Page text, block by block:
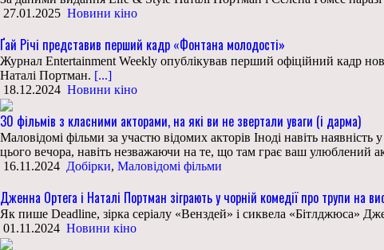
27.01.2025 Новини кіно
Ґай Річі представив перший кадр «Фонтана молодості»
Журнал Entertainment Weekly опублікував перший офіційний кадр
Наталі Портман. [...]
18.12.2024 Новини кіно
30 фільмів з класними акторами, на які ви не звертали уваги (і дарма)
Маловідомі фільми за участю відомих акторів Іноді навіть
цього вечора, навіть незважаючи на те, що там грає ваш улюблений
16.11.2024 Добірки, Маловідомі фільми
Дженна Ортега і Наталі Портман зіграють у чорній комедії про трупи на
Як пише Deadline, зірка серіалу «Венздей» і сиквела «Бітлджюса»
01.11.2024 Новини кіно